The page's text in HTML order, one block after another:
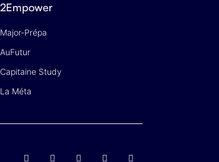
2Empower
Major-Prépa
AuFutur
Capitaine Study
La Méta